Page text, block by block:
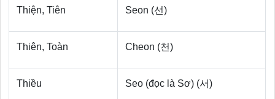
Thiện, Tiên Seon (선)
Thiên, Toàn Cheon (천)
Thiều Seo (đọc là Sơ) (서)